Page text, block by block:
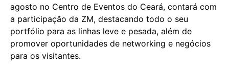
agosto no Centro de Eventos do Ceará, contará com
a participação da ZM, destacando todo o seu
portfólio para as linhas leve e pesada, além de
promover oportunidades de networking e negócios
para os visitantes.